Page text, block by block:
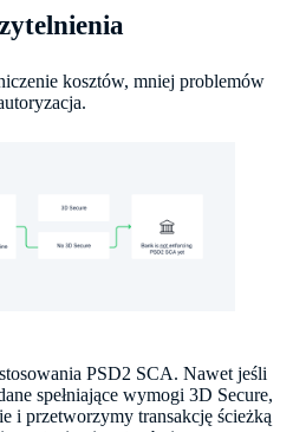
kosztów, mniej problemów
PSD2 SCA. Nawet jeśli
spełniające wymogi 3D Secure,
i przetworzymy transakcję ścieżką